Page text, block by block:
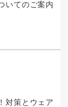
いてのご案内
対策とウェア